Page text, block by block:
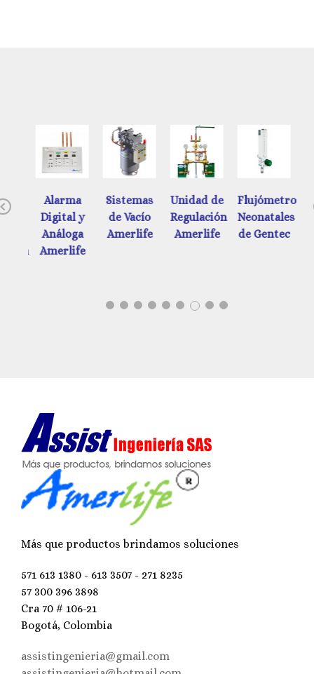
Previous
Alarma
Digital y
Análoga
Amerlife
Sistemas
de Vacío
Amerlife
Unidad de
Regulación
Amerlife
Flujómetros
Neonatales
de Gentec
Más que productos brindamos soluciones
571 613 1380 - 613 3507 - 271 8235
57 300 396 3898
Cra 70 # 106-21
Bogotá, Colombia
assistingenieria@gmail.com